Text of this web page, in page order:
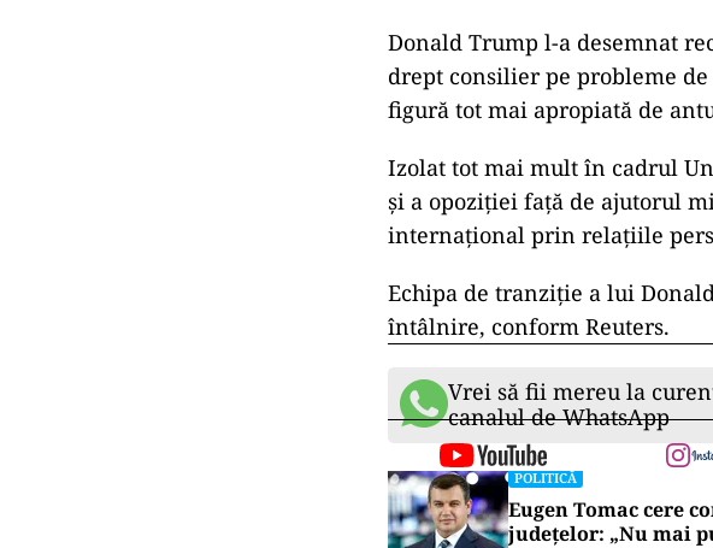
Donald Trump l-a desemnat
drept consilier pe probleme
figură tot mai apropiată de
Izolat tot mai mult în cadrul
și a opoziției față de ajutorul
internațional prin relațiile
Echipa de tranziție a lui
întâlnire, conform Reuters.
Vrei să fii mereu la
canalul de WhatsApp
POLITICĂ
Eugen Tomac cere
județelor: „Nu mai